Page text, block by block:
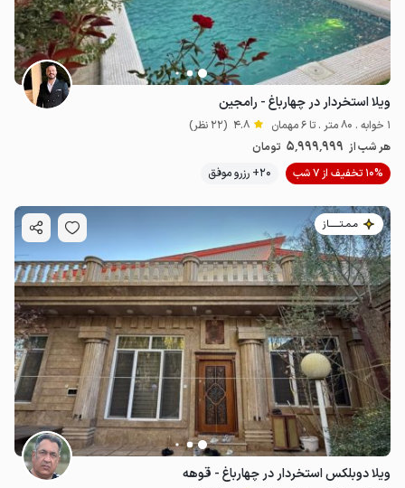
3میلیون ت 4.9
ویلا استخردار در چهارباغ - رامجین
1 خوابه . 80 متر . تا 6 مهمان 4.8 (22 نظر)
هر شب از 5٬999٬999 تومان
10% تخفیف از 7 شب
20+ رزرو موفق
مـمـتــــــاز
ویلا دوبلکس استخردار در چهارباغ - قوهه